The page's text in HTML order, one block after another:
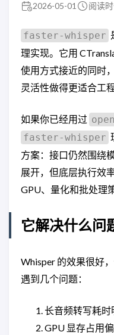
2026-05-01 阅读
faster-whisper
理实现。它用
使用方式接近的同时
灵活性做得更适合工程
如果你已经用过
faster-whisper
方案：接口仍然围绕
展开，但底层执行效
GPU、量化和批处理
它解决什么问
Whisper 的效果很好
遇到几个问题：
长音频转写耗时
GPU 显存占用偏